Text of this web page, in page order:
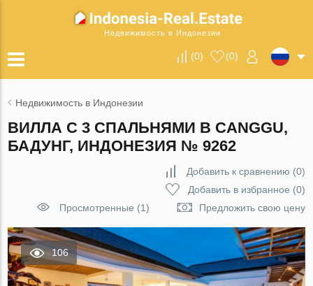
Недвижимость в Индонезии
(0) (0)
Недвижимость в Индонезии
ВИЛЛА С 3 СПАЛЬНЯМИ В CANGGU,
БАДУНГ, ИНДОНЕЗИЯ № 9262
Добавить к сравнению (0)
Добавить в избранное (0)
Просмотренные (1)
Предложить свою цену
106